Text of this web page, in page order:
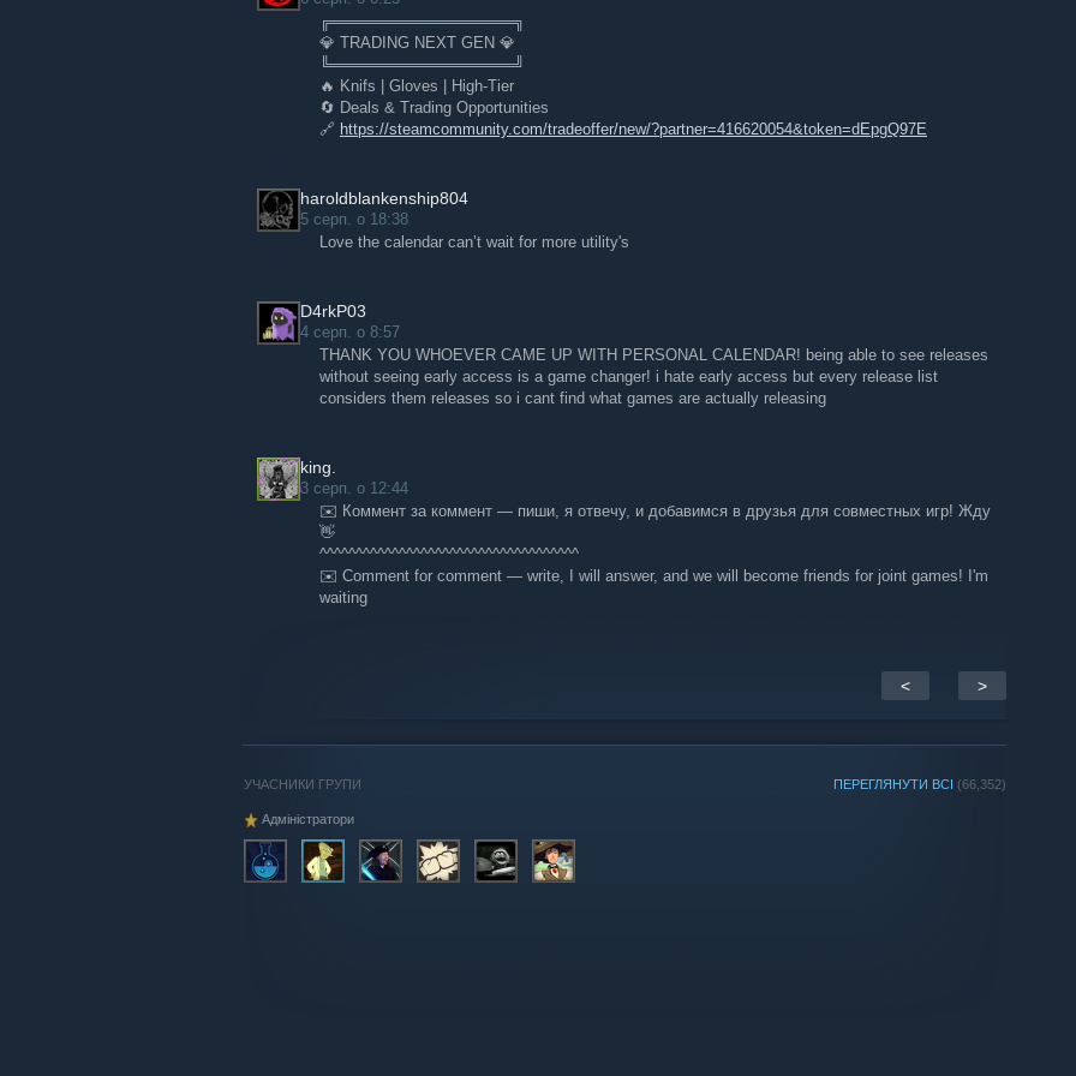
Про лабораторії Steam
Щороку ми проводимо нові експерименти, пов’язані з пошуком ігор, відео, машинним
навчанням тощо. Знаєте, хто, на нашу думку, з нетерпінням чекає на них? Усі.
У лабораторіях Steam ви можете спробувати, поділитися чи проаналізувати нові потенційні
творити майбутнє Steam.
Перегляньте всі експерименти на
обговореннях групи Steam Labs.
╔═════════════════╗
💎 TRADING NEXT GEN 💎
╚═════════════════╝
🔥 Knifs | Gloves | High-Tier
🔄 Deals & Trading Opportunities
🔗 https://steamcommunity.com/tradeoffer/new/?partner=416620054&token=dEpgQ97E
haroldblankenship804
5 серп. о 18:38
Love the calendar can’t wait for more utility's
D4rkP03
4 серп. о 8:57
THANK YOU WHOEVER CAME UP WITH PERSONAL CALENDAR! being able to see releases
without seeing early access is a game changer! i hate early access but every release list
considers them releases so i cant find what games are actually releasing
king.
3 серп. о 12:44
✉️ Коммент за коммент — пиши, я отвечу, и добавимся в друзья для совместных игр! Жду
👋
^^^^^^^^^^^^^^^^^^^^^^^^^^^^^^^^^^^^
✉️ Comment for comment — write, I will answer, and we will become friends for joint games! I'm
waiting
< >
ПЕРЕГЛЯНУТИ ВСІ (66,352)
УЧАСНИКИ ГРУПИ
Адміністратори